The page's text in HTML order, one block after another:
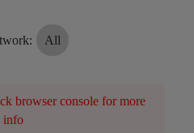
: All
browser console for more
info